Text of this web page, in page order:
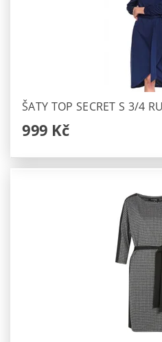
ŠATY TOP SECRET S 3/4
999 Kč